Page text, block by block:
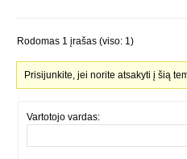
Rodomas 1 įrašas (viso: 1)
Prisijunkite, jei norite atsakyti į šią
Vartotojo vardas: